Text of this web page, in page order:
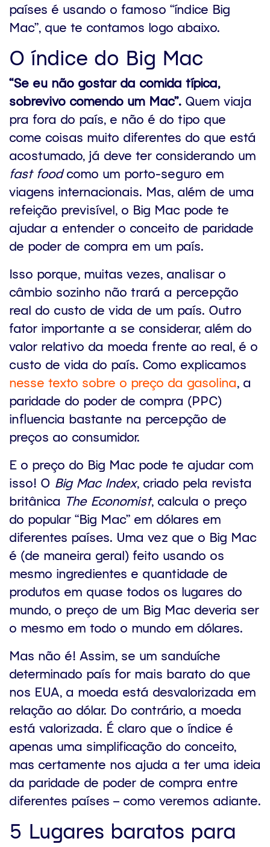
países é usando o famoso “índice Big
Mac”, que te contamos logo abaixo.
O índice do Big Mac
“Se eu não gostar da comida típica,
sobrevivo comendo um Mac”. Quem viaja
pra fora do país, e não é do tipo que
come coisas muito diferentes do que está
acostumado, já deve ter considerando um
fast foodcomo um porto-seguro em
viagens internacionais. Mas, além de uma
refeição previsível, o Big Mac pode te
ajudar a entender o conceito de paridade
de poder de compra em um país.
Isso porque, muitas vezes, analisar o
câmbio sozinho não trará a percepção
real do custo de vida de um país. Outro
fator importante a se considerar, além do
valor relativo da moeda frente ao real, é o
custo de vida do país. Como explicamos
nesse texto sobre o preço da gasolina, a
paridade do poder de compra (PPC)
influencia bastante na percepção de
preços ao consumidor.
E o preço do Big Mac pode te ajudar com
isso! O Big Mac Index, criado pela revista
britânica The Economist, calcula o preço
do popular “Big Mac” em dólares em
diferentes países. Uma vez que o Big Mac
é (de maneira geral) feito usando os
mesmo ingredientes e quantidade de
produtos em quase todos os lugares do
mundo, o preço de um Big Mac deveria ser
o mesmo em todo o mundo em dólares.
Mas não é! Assim, se um sanduíche
determinado país for mais barato do que
nos EUA, a moeda está desvalorizada em
relação ao dólar. Do contrário, a moeda
está valorizada. É claro que o índice é
apenas uma simplificação do conceito,
mas certamente nos ajuda a ter uma ideia
da paridade de poder de compra entre
diferentes países – como veremos adiante.
5 Lugares baratos para